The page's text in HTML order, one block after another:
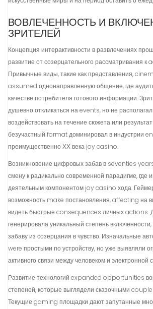
ВОВЛЕЧЕННОСТЬ И
ЗРИТЕЛЕЙ
Концепция интерактивности в развлечениях
развитие от созерцательного рассматривания
Привычные виды, такие как представления,
assumed однонаправленную общение, где
качестве потребителя готового информации.
душевно откликаться на events, но не
воздействовать на течение сюжета или
безучастный format доминировал в индустрии
преимущественно ХХ века joy casino.
Возникновение цифровых забав в seventies
смену к радикально современной парадигме, где
деятельным компонентом joy casino хода.
возможность make постановления, affecting на
видеть быстрые consequences личных actions.
генерировала уникальный степень
забаву из созерцания в чувство. Изначальные
were простыми по устройству, но уже выявляли
активного связи между человеком и электронной
Развитие технологий expanded opportunities
степеней, которые выглядели сказочными
Текущие gaming площадки дают запутанные